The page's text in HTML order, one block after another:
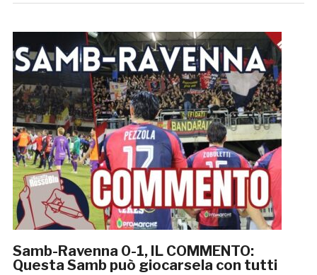
Samb-Ravenna 0-1, IL COMMENTO:
Questa Samb può giocarsela con tutti